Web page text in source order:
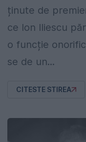
ținute de
ce Ion Iliescu
o funcție
se de un...
CITESTE STIREA